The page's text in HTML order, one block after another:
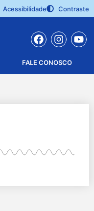
Acessibilidade Contraste
FALE CONOSCO